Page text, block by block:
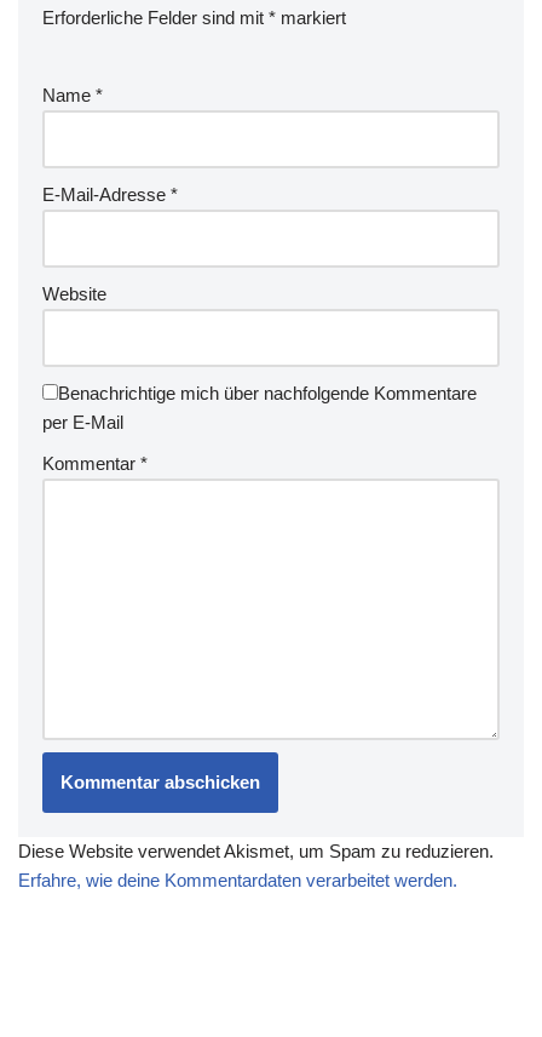
Erforderliche Felder sind mit * markiert
Name *
E-Mail-Adresse *
Website
Benachrichtige mich über nachfolgende Kommentare
per E-Mail
Kommentar *
Diese Website verwendet Akismet, um Spam zu reduzieren.
Erfahre, wie deine Kommentardaten verarbeitet werden.